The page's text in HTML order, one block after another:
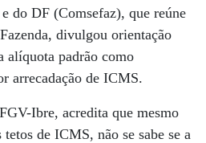
do DF (Comsefaz), que reúne
divulgou orientação
alíquota padrão como
arrecadação de ICMS.
Ibre, acredita que mesmo
de ICMS, não se sabe se a